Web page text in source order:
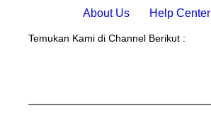
About Us Help Center
Temukan Kami di Channel Berikut :